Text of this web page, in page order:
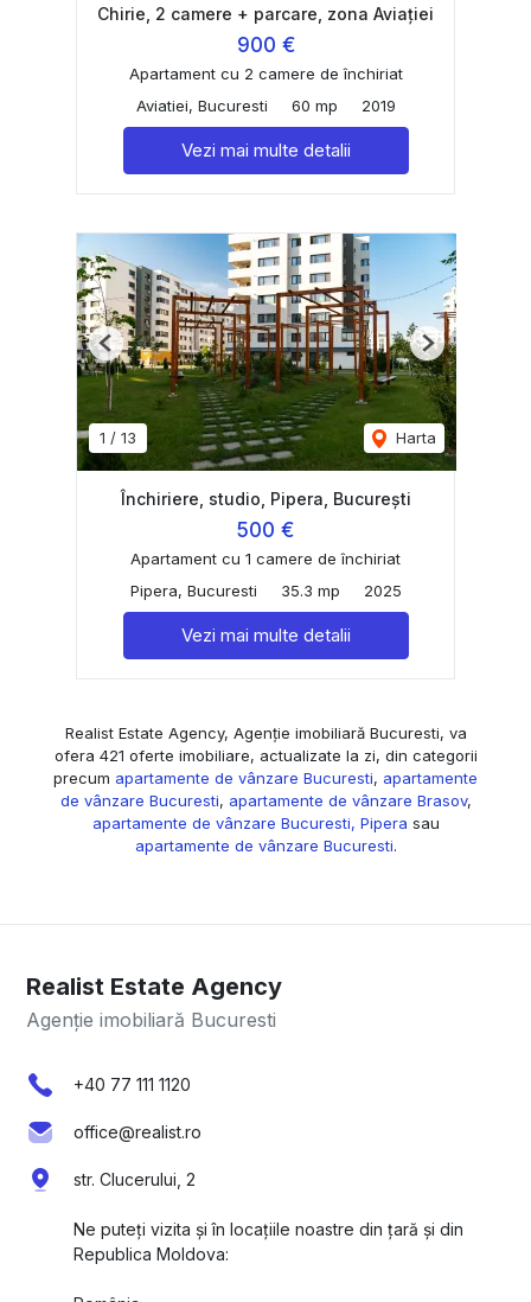
Chirie, 2 camere + parcare, zona Aviației
900 €
Apartament cu 2 camere de închiriat
Aviatiei, Bucuresti
60 mp 2019
Vezi mai multe detalii
1 / 13 Harta
Previous Next
Închiriere, studio, Pipera, București
500 €
Apartament cu 1 camere de închiriat
Pipera, Bucuresti
35.3 mp 2025
Vezi mai multe detalii
Realist Estate Agency, Agenție imobiliară Bucuresti, va
ofera 421 oferte imobiliare, actualizate la zi, din categorii
precum apartamente de vânzare Bucuresti, apartamente
de vânzare Bucuresti, apartamente de vânzare Brasov,
apartamente de vânzare Bucuresti, Pipera sau
apartamente de vânzare Bucuresti.
Realist Estate Agency
Agenție imobiliară Bucuresti
+40 77 111 1120
office@realist.ro
str. Clucerului, 2
Ne puteți vizita și în locațiile noastre din țară și din
Republica Moldova: